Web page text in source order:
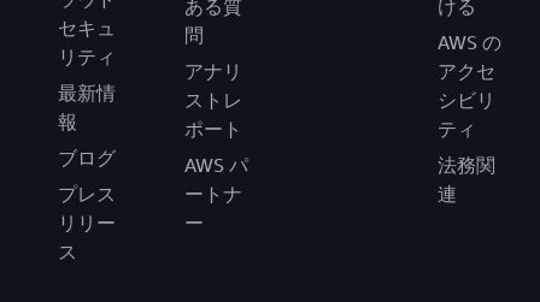
セキュ
リティ
最新情
報
ブログ
プレス
リリー
ス
ある質
問
アナリ
ストレ
ポート
AWS パ
ートナ
ー
ける
AWS の
アクセ
シビリ
ティ
法務関
連